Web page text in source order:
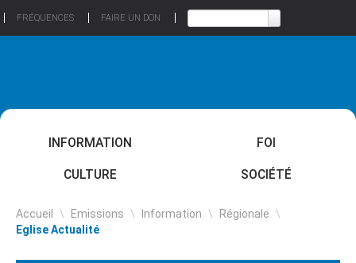
FRÉQUENCES FAIRE UN DON
INFORMATION FOI
CULTURE SOCIÉTÉ
Accueil \ Emissions \ Information \ Régionale \
Eglise Actualité